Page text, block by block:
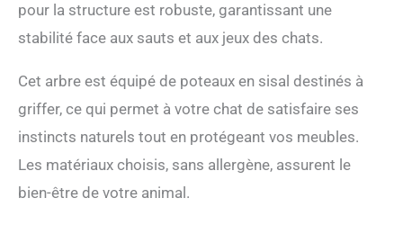
naturel et en bois de
bouleau avec un
exquis, ce qui le rend non
pour une longue durée de
vie, mais aussi lisse et
sans bavures pour
garantir la sécurité. Sa
pour la structure est robuste, garantissant une
stabilité face aux sauts et aux jeux des chats.
Cet arbre est équipé de poteaux en sisal destinés à
griffer, ce qui permet à votre chat de satisfaire ses
instincts naturels tout en protégeant vos meubles.
Les matériaux choisis, sans allergène, assurent le
bien-être de votre animal.